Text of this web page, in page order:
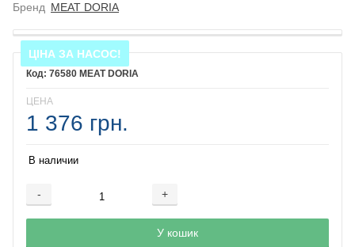
Бренд MEAT DORIA
ЦІНА ЗА НАСОС!
76580 MEAT DORIA
ЦЕНА
1 376 грн.
В наличии
- +
Добавляется...
У кошик
Добавлен